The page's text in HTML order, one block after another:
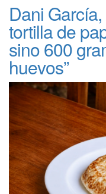
Dani
tortilla de
sino 600
huevos”